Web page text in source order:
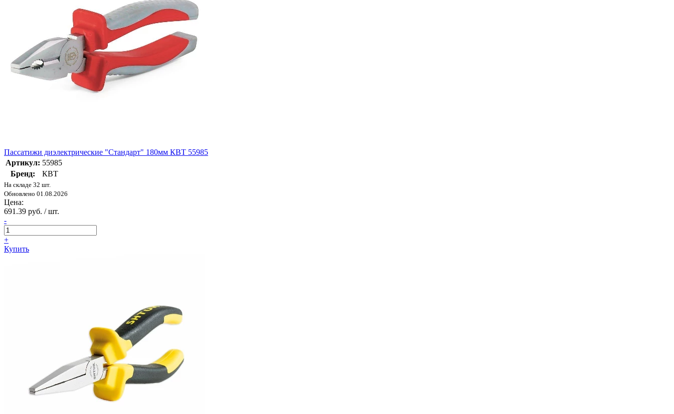
Пассатижи диэлектрические "Стандарт" 180мм КВТ 55985
Артикул: 55985
Бренд:
КВТ
На складе 32 шт.
Обновлено 01.08.2026
Цена:
691.39 руб. / шт.
-
+
Купить